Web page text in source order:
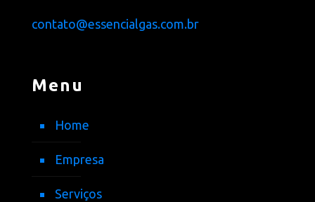
contato@essencialgas.com.br
Menu
Home
Empresa
Serviços